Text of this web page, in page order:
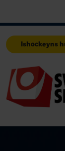
Ishockeyns